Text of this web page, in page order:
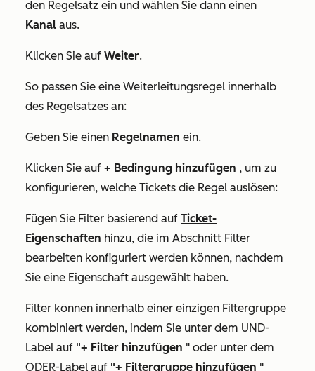
den Regelsatz ein und wählen Sie dann einen
Kanal aus.
Klicken Sie auf Weiter.
So passen Sie eine Weiterleitungsregel innerhalb
des Regelsatzes an:
Geben Sie einen Regelnamen ein.
Klicken Sie auf + Bedingung hinzufügen , um zu
konfigurieren, welche Tickets die Regel auslösen:
Fügen Sie Filter basierend auf Ticket-
Eigenschaften hinzu, die im Abschnitt Filter
bearbeiten konfiguriert werden können, nachdem
Sie eine Eigenschaft ausgewählt haben.
Filter können innerhalb einer einzigen Filtergruppe
kombiniert werden, indem Sie unter dem UND-
Label auf "+ Filter hinzufügen " oder unter dem
ODER-Label auf "+ Filtergruppe hinzufügen "